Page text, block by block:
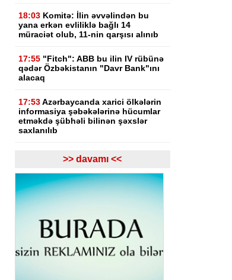
18:03 Komitə: İlin əvvəlindən bu
yana erkən evliliklə bağlı 14
müraciət olub, 11-nin qarşısı alınıb
17:55 "Fitch": ABB bu ilin IV rübünə
qədər Özbəkistanın "Davr Bank"ını
alacaq
17:53 Azərbaycanda xarici ölkələrin
informasiya şəbəkələrinə hücumlar
etməkdə şübhəli bilinən şəxslər
saxlanılıb
Bakı və Zəngilanda yaşıllıqlar
qanunsuz kəsilib, təbiətə 83 840
manatlıq ziyan dəyib
17:09 Bakıda estetik əməliyyatdan
sonra pasiyentin ölüm faktı üzrə
17:03 Lənkəranda təqaüdçüləri
aldadan şəxs saxlanılıb
>> davamı <<